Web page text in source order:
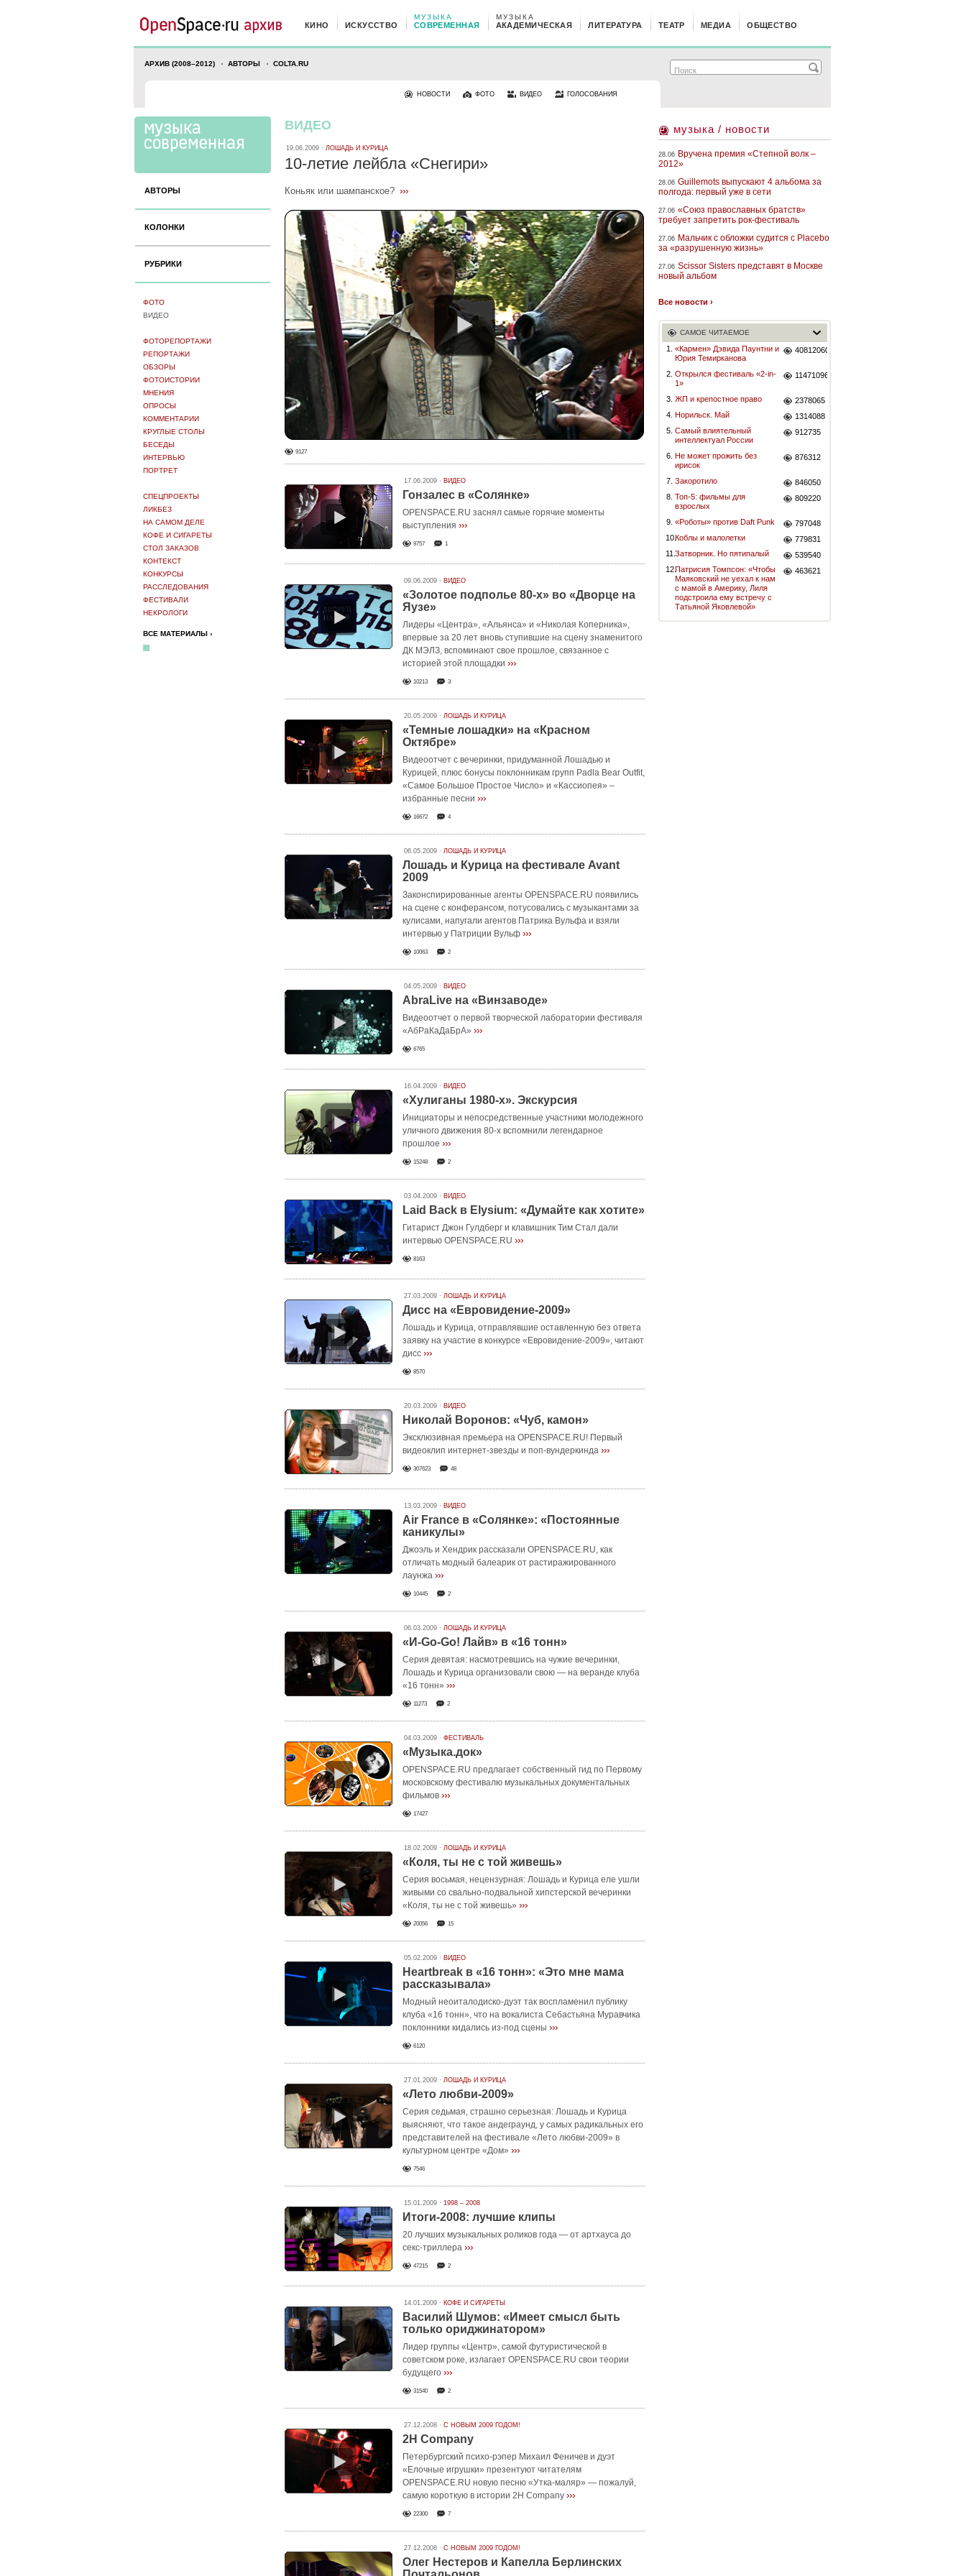
КИНО ИСКУССТВО СОВРЕМЕННАЯ
МУЗЫКА
АКАДЕМИЧЕСКАЯ
МУЗЫКА
ЛИТЕРАТУРА ТЕАТР МЕДИА ОБЩЕСТВО
АРХИВ (2008–2012) АВТОРЫ COLTA.RU
НОВОСТИ ФОТО ВИДЕО ГОЛОСОВАНИЯ
АВТОРЫ
КОЛОНКИ
РУБРИКИ
ФОТО
ВИДЕО
ФОТОРЕПОРТАЖИ
РЕПОРТАЖИ
ОБЗОРЫ
ФОТОИСТОРИИ
МНЕНИЯ
ОПРОСЫ
КОММЕНТАРИИ
КРУГЛЫЕ СТОЛЫ
БЕСЕДЫ
ИНТЕРВЬЮ
ПОРТРЕТ
СПЕЦПРОЕКТЫ
ЛИКБЕЗ
НА САМОМ ДЕЛЕ
КОФЕ И СИГАРЕТЫ
СТОЛ ЗАКАЗОВ
КОНТЕКСТ
КОНКУРСЫ
РАССЛЕДОВАНИЯ
ФЕСТИВАЛИ
НЕКРОЛОГИ
ВСЕ МАТЕРИАЛЫ ›
ВИДЕО
19.06.2009 · ЛОШАДЬ И КУРИЦА
10-летие лейбла «Снегири»
Коньяк или шампанское? ›››
9127
17.06.2009 · ВИДЕО
Гонзалес в «Солянке»
OPENSPACE.RU заснял самые горячие моменты
выступления ›››
9757 1
09.06.2009 · ВИДЕО
«Золотое подполье 80-х» во «Дворце на
Яузе»
Лидеры «Центра», «Альянса» и «Николая Коперника»,
впервые за 20 лет вновь ступившие на сцену знаменитого
ДК МЭЛЗ, вспоминают свое прошлое, связанное с
историей этой площадки ›››
10213 3
20.05.2009 · ЛОШАДЬ И КУРИЦА
«Темные лошадки» на «Красном
Октябре»
Видеоотчет с вечеринки, придуманной Лошадью и
Курицей, плюс бонусы поклонникам групп Padla Bear Outfit,
«Самое Большое Простое Число» и «Кассиопея» –
избранные песни ›››
16672 4
06.05.2009 · ЛОШАДЬ И КУРИЦА
Лошадь и Курица на фестивале Avant
2009
Законспирированные агенты OPENSPACE.RU появились
на сцене с конферансом, потусовались с музыкантами за
кулисами, напугали агентов Патрика Вульфа и взяли
интервью у Патриции Вульф ›››
10063 2
04.05.2009 · ВИДЕО
AbraLive на «Винзаводе»
Видеоотчет о первой творческой лаборатории фестиваля
«АбРаКаДаБрА» ›››
6765
16.04.2009 · ВИДЕО
«Хулиганы 1980-х». Экскурсия
Инициаторы и непосредственные участники молодежного
уличного движения 80-х вспомнили легендарное
прошлое ›››
15248 2
03.04.2009 · ВИДЕО
Laid Back в Elysium: «Думайте как хотите»
Гитарист Джон Гулдберг и клавишник Тим Стал дали
интервью OPENSPACE.RU ›››
8163
27.03.2009 · ЛОШАДЬ И КУРИЦА
Дисс на «Евровидение-2009»
Лошадь и Курица, отправлявшие оставленную без ответа
заявку на участие в конкурсе «Евровидение-2009», читают
дисс ›››
8570
20.03.2009 · ВИДЕО
Николай Воронов: «Чуб, камон»
Эксклюзивная премьера на OPENSPACE.RU! Первый
видеоклип интернет-звезды и поп-вундеркинда ›››
307623 48
13.03.2009 · ВИДЕО
Air France в «Солянке»: «Постоянные
каникулы»
Джоэль и Хендрик рассказали OPENSPACE.RU, как
отличать модный балеарик от растиражированного
лаунжа ›››
10445 2
06.03.2009 · ЛОШАДЬ И КУРИЦА
«И-Go-Go! Лайв» в «16 тонн»
Серия девятая: насмотревшись на чужие вечеринки,
Лошадь и Курица организовали свою — на веранде клуба
«16 тонн» ›››
11273 2
04.03.2009 · ФЕСТИВАЛЬ
«Музыка.док»
OPENSPACE.RU предлагает собственный гид по Первому
московскому фестивалю музыкальных документальных
фильмов ›››
17427
18.02.2009 · ЛОШАДЬ И КУРИЦА
«Коля, ты не с той живешь»
Серия восьмая, нецензурная: Лошадь и Курица еле ушли
живыми со свально-подвальной хипстерской вечеринки
«Коля, ты не с той живешь» ›››
20056 15
05.02.2009 · ВИДЕО
Heartbreak в «16 тонн»: «Это мне мама
рассказывала»
Модный неоиталодиско-дуэт так воспламенил публику
клуба «16 тонн», что на вокалиста Себастьяна Муравчика
поклонники кидались из-под сцены ›››
6120
27.01.2009 · ЛОШАДЬ И КУРИЦА
«Лето любви-2009»
Серия седьмая, страшно серьезная: Лошадь и Курица
выясняют, что такое андеграунд, у самых радикальных его
представителей на фестивале «Лето любви-2009» в
культурном центре «Дом» ›››
7546
15.01.2009 · 1998 – 2008
Итоги-2008: лучшие клипы
20 лучших музыкальных роликов года — от артхауса до
секс-триллера ›››
47215 2
14.01.2009 · КОФЕ И СИГАРЕТЫ
Василий Шумов: «Имеет смысл быть
только ориджинатором»
Лидер группы «Центр», самой футуристической в
советском роке, излагает OPENSPACE.RU свои теории
будущего ›››
31540 2
27.12.2008 · С НОВЫМ 2009 ГОДОМ!
2H Company
Петербургский психо-рэпер Михаил Феничев и дуэт
«Елочные игрушки» презентуют читателям
OPENSPACE.RU новую песню «Утка-маляр» — пожалуй,
самую короткую в истории 2H Company ›››
22300 7
27.12.2008 · С НОВЫМ 2009 ГОДОМ!
Олег Нестеров и Капелла Берлинских
музыка / новости
28.06 Вручена премия «Степной волк –
2012»
28.06 Guillemots выпускают 4 альбома за
полгода: первый уже в сети
27.06 «Союз православных братств»
требует запретить рок-фестиваль
27.06 Мальчик с обложки судится с Placebo
за «разрушенную жизнь»
27.06 Scissor Sisters представят в Москве
новый альбом
Все новости ›
САМОЕ ЧИТАЕМОЕ
1.
«Кармен» Дэвида Паунтни и
Юрия Темирканова
40812060
2. Открылся фестиваль «2-in-
1»
11471096
3. ЖП и крепостное право
2378065
4. Норильск. Май
1314088
5. Самый влиятельный
интеллектуал России
912735
6. Не может прожить без
ирисок
876312
7. Закоротило
846050
8. Топ-5: фильмы для
взрослых
809220
9. «Роботы» против Daft Punk
797048
10.Коблы и малолетки
779831
11.Затворник. Но пятипалый
539540
12.Патрисия Томпсон: «Чтобы
Маяковский не уехал к нам
с мамой в Америку, Лиля
подстроила ему встречу с
Татьяной Яковлевой»
463621